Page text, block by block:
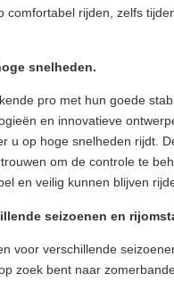
comfortabel rijden, zelfs
snelheden.
pro met hun goede
en innovatieve
u op hoge snelheden rijdt.
om de controle te
en veilig kunnen blijven
seizoenen en
voor verschillende
zoek bent naar